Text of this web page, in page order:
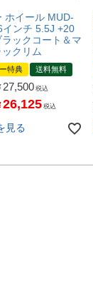
ホイール MUD-
インチ 5.5J +20
ックコート＆マ
クリム
特典 送料無料
27,500 税込
26,125 税込
見る